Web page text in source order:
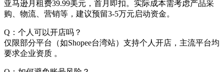
亚马逊月租费39.99美元，首月即扣。实际成本需考虑产品采
购、物流、营销等，建议预留3-5万元启动资金。
Q：个人可以开店吗？
仅限部分平台（如Shopee台湾站）支持个人开店，主流平台均
要求企业资质 。